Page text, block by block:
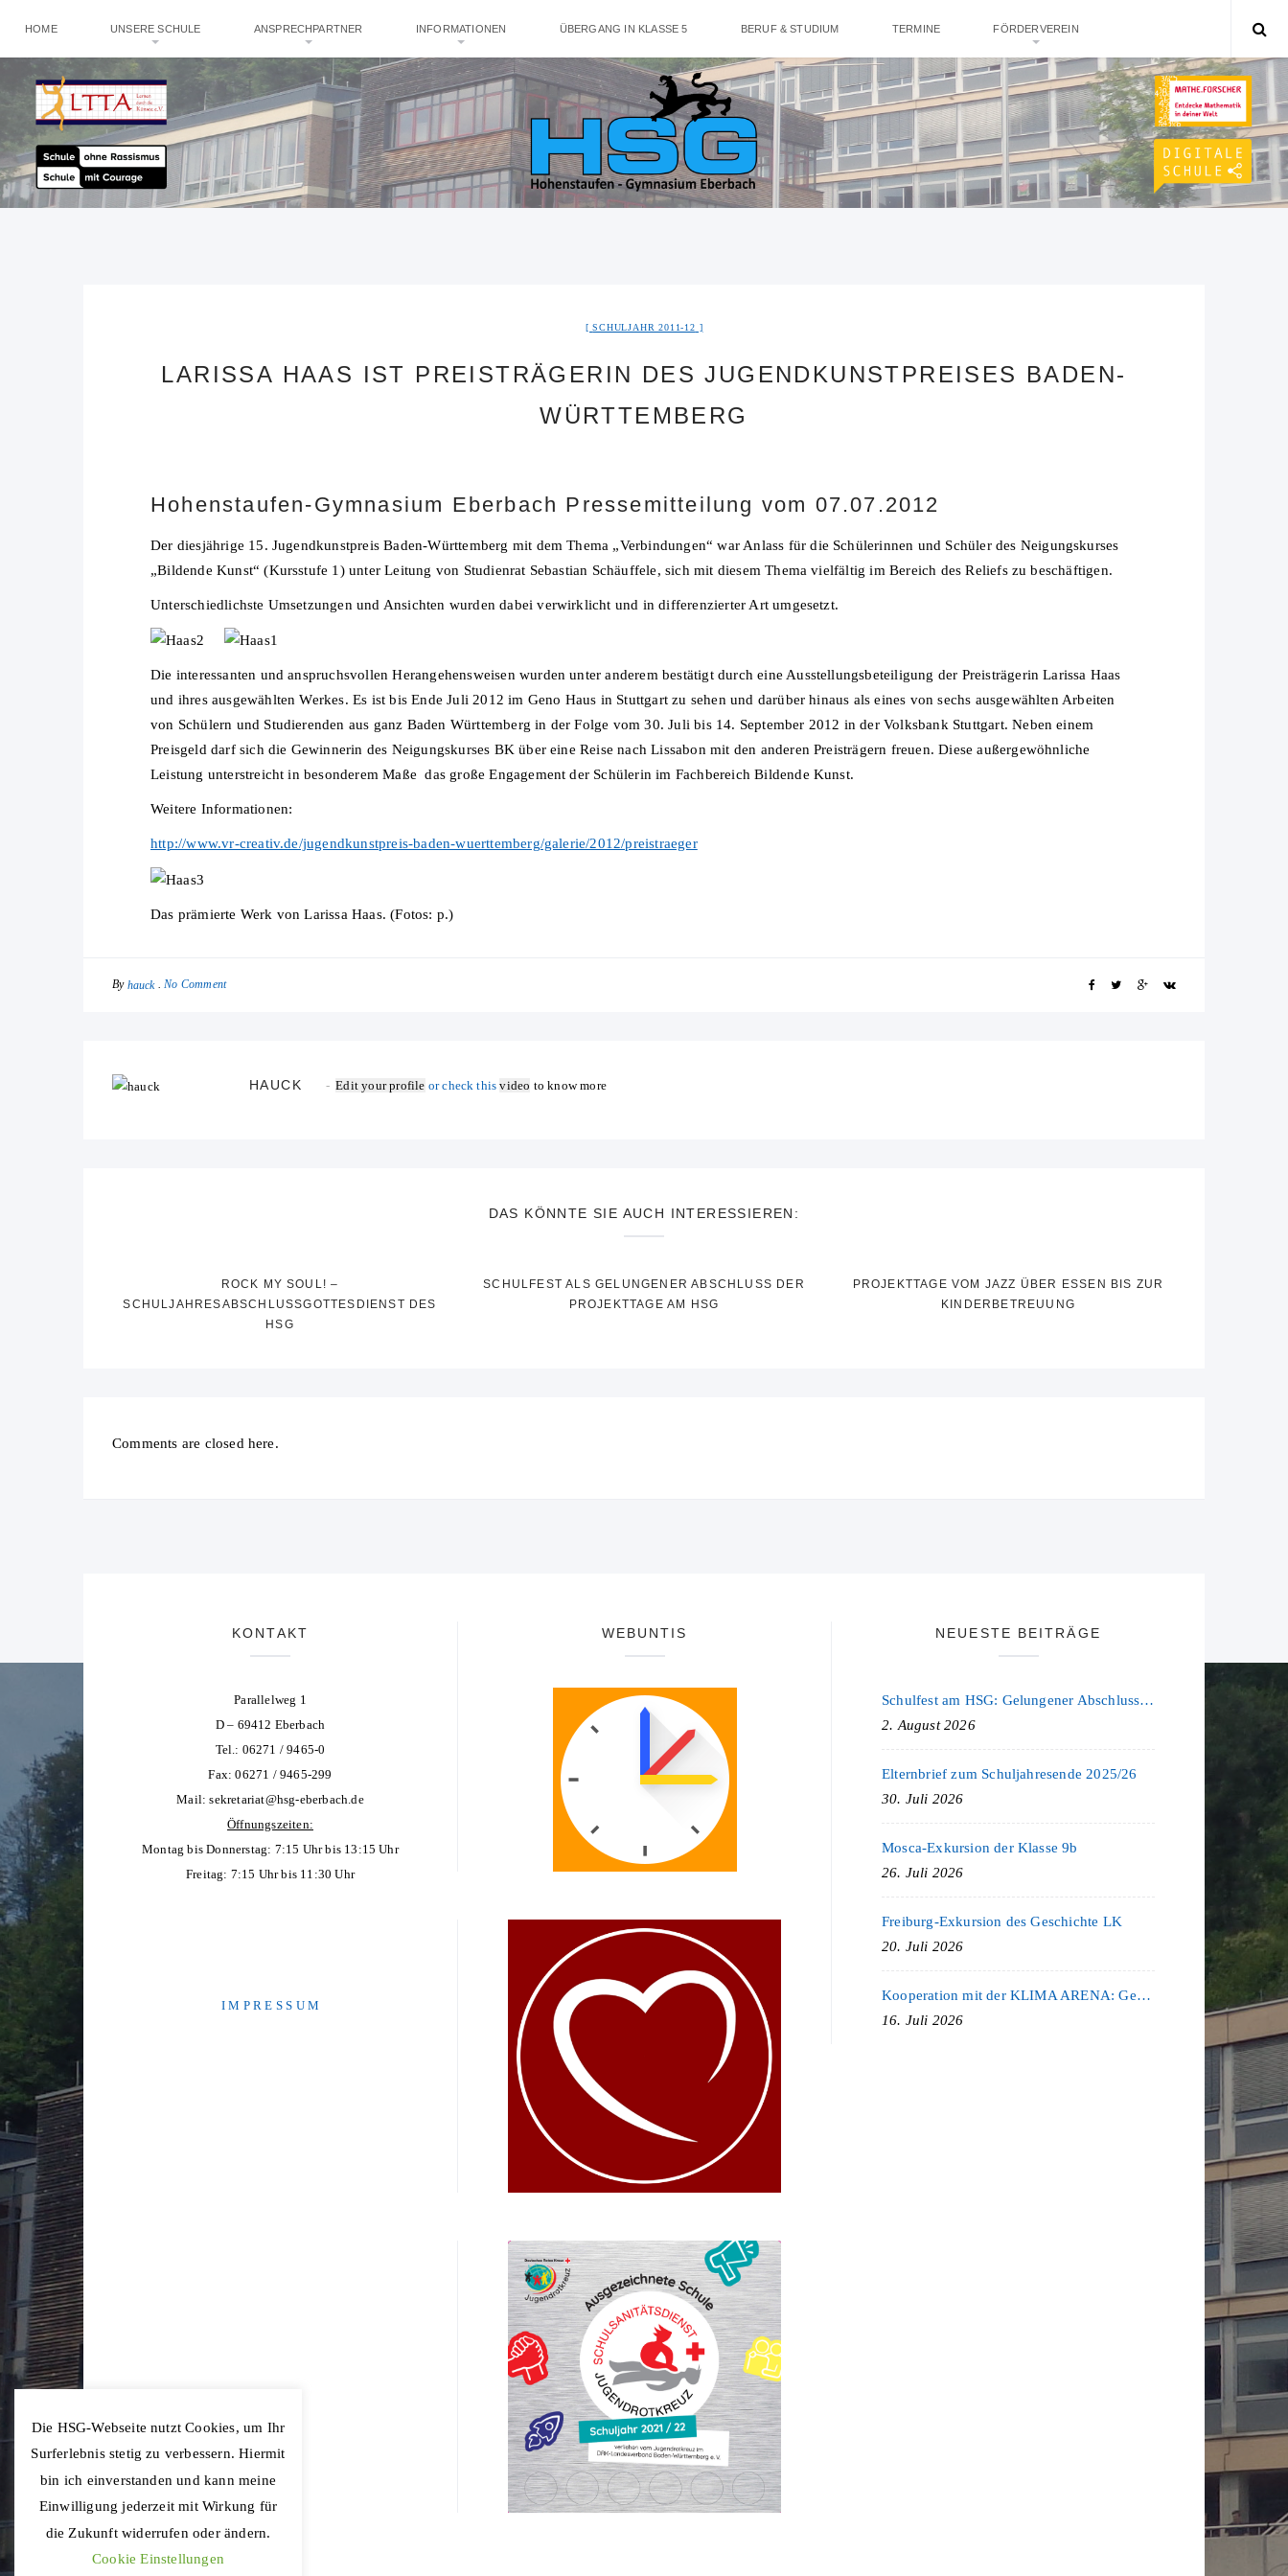
HOME UNSERE SCHULE ANSPRECHPARTNER INFORMATIONEN ÜBERGANG IN KLASSE 5 BERUF & STUDIUM TERMINE FÖRDERVEREIN
SCHULJAHR 2011-12
LARISSA HAAS IST PREISTRÄGERIN DES JUGENDKUNSTPREISES BADEN-
WÜRTTEMBERG
Hohenstaufen-Gymnasium Eberbach Pressemitteilung vom 07.07.2012
Der diesjährige 15. Jugendkunstpreis Baden-Württemberg mit dem Thema „Verbindungen“ war Anlass für die Schülerinnen und Schüler des Neigungskurses
„Bildende Kunst“ (Kursstufe 1) unter Leitung von Studienrat Sebastian Schäuffele, sich mit diesem Thema vielfältig im Bereich des Reliefs zu beschäftigen.
Unterschiedlichste Umsetzungen und Ansichten wurden dabei verwirklicht und in differenzierter Art umgesetzt.
Die interessanten und anspruchsvollen Herangehensweisen wurden unter anderem bestätigt durch eine Ausstellungsbeteiligung der Preisträgerin Larissa Haas
und ihres ausgewählten Werkes. Es ist bis Ende Juli 2012 im Geno Haus in Stuttgart zu sehen und darüber hinaus als eines von sechs ausgewählten Arbeiten
von Schülern und Studierenden aus ganz Baden Württemberg in der Folge vom 30. Juli bis 14. September 2012 in der Volksbank Stuttgart. Neben einem
Preisgeld darf sich die Gewinnerin des Neigungskurses BK über eine Reise nach Lissabon mit den anderen Preisträgern freuen. Diese außergewöhnliche
Leistung unterstreicht in besonderem Maße das große Engagement der Schülerin im Fachbereich Bildende Kunst.
Weitere Informationen:
http://www.vr-creativ.de/jugendkunstpreis-baden-wuerttemberg/galerie/2012/preistraeger
Das prämierte Werk von Larissa Haas. (Fotos: p.)
By hauck No Comment
HAUCK Edit your profile or check thisvideo to know more
DAS KÖNNTE SIE AUCH INTERESSIEREN:
ROCK MY SOUL! –
SCHULJAHRESABSCHLUSSGOTTESDIENST DES
HSG
SCHULFEST ALS GELUNGENER ABSCHLUSS DER
PROJEKTTAGE AM HSG
PROJEKTTAGE VOM JAZZ ÜBER ESSEN BIS ZUR
KINDERBETREUUNG
Comments are closed here.
KONTAKT
Parallelweg 1
D – 69412 Eberbach
Tel.: 06271 / 9465-0
Fax: 06271 / 9465-299
Mail:sekretariat@hsg-eberbach.de
Öffnungszeiten:
Montag bis Donnerstag: 7:15 Uhr bis 13:15 Uhr
Freitag: 7:15 Uhr bis 11:30 Uhr
I M P R E S S U M
WEBUNTIS NEUESTE BEITRÄGE
Schulfest am HSG: Gelungener Abschluss eines ereignisreichen Schuljahres
2. August 2026
Elternbrief zum Schuljahresende 2025/26
30. Juli 2026
Mosca-Exkursion der Klasse 9b
26. Juli 2026
Freiburg-Exkursion des Geschichte LK
20. Juli 2026
Kooperation mit der KLIMA ARENA: Gemeinsam für Nachhaltigkeit und Klimaschutz
16. Juli 2026
Die HSG-Webseite nutzt Cookies, um Ihr
Surferlebnis stetig zu verbessern. Hiermit
bin ich einverstanden und kann meine
Einwilligung jederzeit mit Wirkung für
die Zukunft widerrufen oder ändern.
Cookie Einstellungen